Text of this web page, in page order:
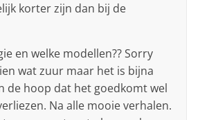
korter zijn dan bij de
en welke modellen?? Sorry
wat zuur maar het is bijna
de hoop dat het goedkomt wel
Na alle mooie verhalen.